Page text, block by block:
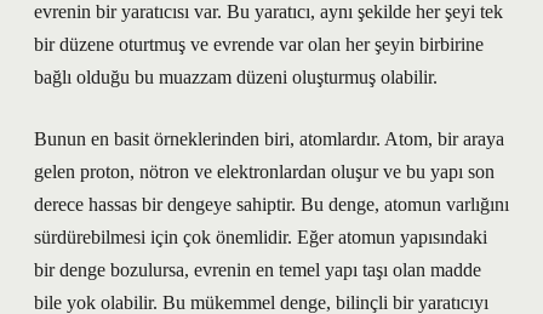
evrenin bir yaratıcısı var. Bu yaratıcı, aynı şekilde her şeyi tek
bir düzene oturtmuş ve evrende var olan her şeyin birbirine
bağlı olduğu bu muazzam düzeni oluşturmuş olabilir.
Bunun en basit örneklerinden biri, atomlardır. Atom, bir araya
gelen proton, nötron ve elektronlardan oluşur ve bu yapı son
derece hassas bir dengeye sahiptir. Bu denge, atomun varlığını
sürdürebilmesi için çok önemlidir. Eğer atomun yapısındaki
bir denge bozulursa, evrenin en temel yapı taşı olan madde
bile yok olabilir. Bu mükemmel denge, bilinçli bir yaratıcıyı